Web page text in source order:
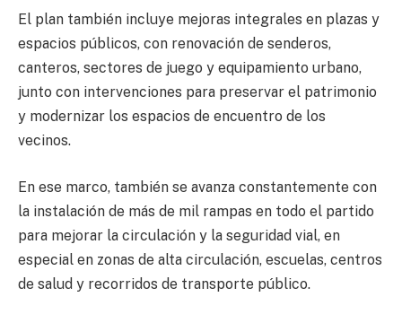
El plan también incluye mejoras integrales en plazas y
espacios públicos, con renovación de senderos,
canteros, sectores de juego y equipamiento urbano,
junto con intervenciones para preservar el patrimonio
y modernizar los espacios de encuentro de los
vecinos.
En ese marco, también se avanza constantemente con
la instalación de más de mil rampas en todo el partido
para mejorar la circulación y la seguridad vial, en
especial en zonas de alta circulación, escuelas, centros
de salud y recorridos de transporte público.